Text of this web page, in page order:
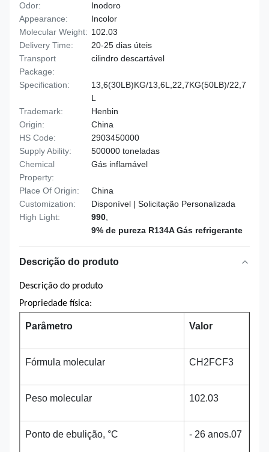
Odor:
Inodoro
Appearance:
Incolor
Molecular Weight: 102.03
Delivery Time:
20-25 dias úteis
Transport
Package:
cilindro descartável
Specification:
13,6(30LB)KG/13,6L,22,7KG(50LB)/22,7
L
Trademark:
Henbin
Origin:
China
HS Code:
2903450000
Supply Ability:
500000 toneladas
Chemical
Property:
Gás inflamável
Place Of Origin:
China
Customization:
Disponível | Solicitação Personalizada
High Light:
990
9% de pureza R134A Gás refrigerante
Descrição do produto
Descrição do produto
Propriedade física:
Parâmetro Valor
Fórmula molecular CH2FCF3
Peso molecular 102.03
Ponto de ebulição, °C - 26 anos.07